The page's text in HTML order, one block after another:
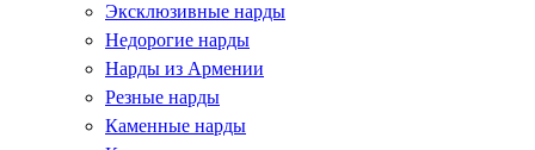
Эксклюзивные нарды
Недорогие нарды
Нарды из Армении
Резные нарды
Каменные нарды